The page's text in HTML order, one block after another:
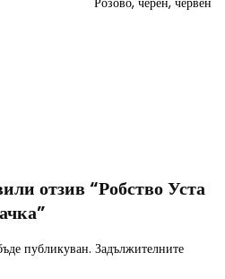
отзив “Робство Уста
публикуван. Задължителните